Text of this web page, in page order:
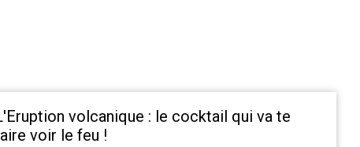
volcanique : le cocktail qui va te
voir le feu !